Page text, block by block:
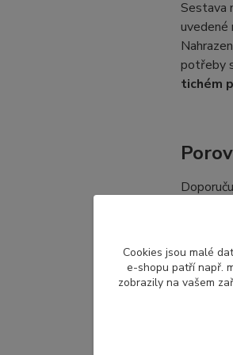
Sestava
uvedené
potřeby
tichém
verze
Každý
Cookies jsou malé
e-shopu patří např.
zobrazily na vašem